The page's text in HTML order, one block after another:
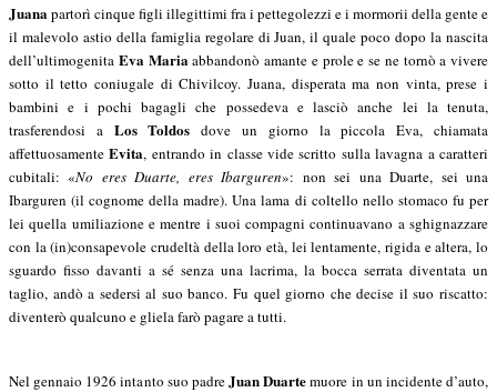
Juanapartorì cinque figli illegittimi fra i pettegolezzi e i mormorii della gente e
il malevolo astio della famiglia regolare di Juan, il quale poco dopo la nascita
dell’ultimogenita Eva Mariaabbandonò amante e prole e se ne tornò a vivere
sotto il tetto coniugale di Chivilcoy. Juana, disperata ma non vinta, prese i
bambini e i pochi bagagli che possedeva e lasciò anche lei la tenuta,
trasferendosi a Los Toldos dove un giorno la piccola Eva, chiamata
affettuosamenteEvita, entrando in classe vide scritto sulla lavagna a caratteri
cubitali: «No eres Duarte, eres Ibarguren»: non sei una Duarte, sei una
Ibarguren (il cognome della madre). Una lama di coltello nello stomaco fu per
lei quella umiliazione e mentre i suoi compagni continuavano a sghignazzare
con la (in)consapevole crudeltà della loro età, lei lentamente, rigida e altera, lo
sguardo fisso davanti a sé senza una lacrima, la bocca serrata diventata un
taglio, andò a sedersi al suo banco. Fu quel giorno che decise il suo riscatto:
diventerò qualcuno e gliela farò pagare a tutti.
Nel gennaio 1926 intanto suo padreJuan Duartemuore in un incidente d’auto,